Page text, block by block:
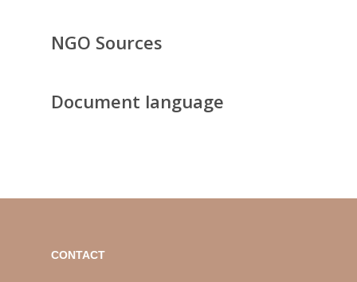
NGO Sources
Document language
CONTACT